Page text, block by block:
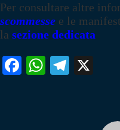
Per consultare altre
scommesse e le
la sezione dedicata
Fa W
Te